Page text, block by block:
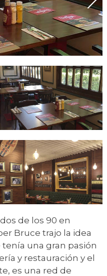
de los 90 en
Bruce trajo la idea
una gran pasión
y restauración y el
es una red de